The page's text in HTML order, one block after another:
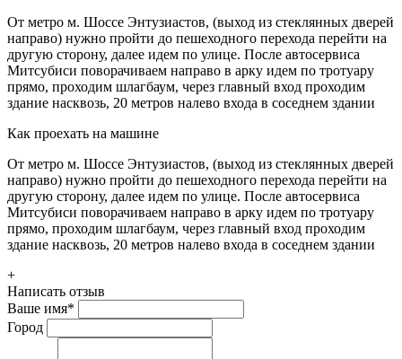
От метро м. Шоссе Энтузиастов, (выход из стеклянных дверей
направо) нужно пройти до пешеходного перехода перейти на
другую сторону, далее идем по улице. После автосервиса
Митсубиси поворачиваем направо в арку идем по тротуару
прямо, проходим шлагбаум, через главный вход проходим
здание насквозь, 20 метров налево входа в соседнем здании
Как проехать на машине
От метро м. Шоссе Энтузиастов, (выход из стеклянных дверей
направо) нужно пройти до пешеходного перехода перейти на
другую сторону, далее идем по улице. После автосервиса
Митсубиси поворачиваем направо в арку идем по тротуару
прямо, проходим шлагбаум, через главный вход проходим
здание насквозь, 20 метров налево входа в соседнем здании
+
Написать отзыв
Ваше имя*
Город